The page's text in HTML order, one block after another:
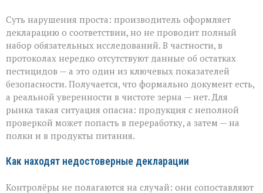
Суть нарушения проста: производитель оформляет
декларацию о соответствии, но не проводит полный
набор обязательных исследований. В частности, в
протоколах нередко отсутствуют данные об остатках
пестицидов — а это один из ключевых показателей
безопасности. Получается, что формально документ есть,
а реальной уверенности в чистоте зерна — нет. Для
рынка такая ситуация опасна: продукция с неполной
проверкой может попасть в переработку, а затем — на
полки и в продукты питания.
Как находят недостоверные декларации
Контролёры не полагаются на случай: они сопоставляют